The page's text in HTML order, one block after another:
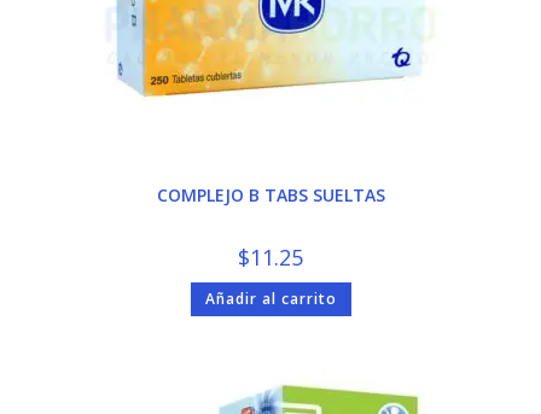
COMPLEJO B TABS SUELTAS
$11.25
Añadir al carrito